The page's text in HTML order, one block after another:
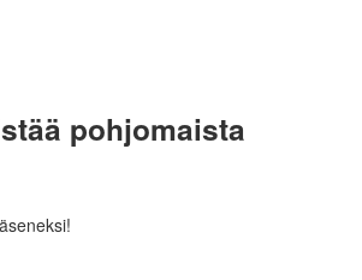
pohjomaista